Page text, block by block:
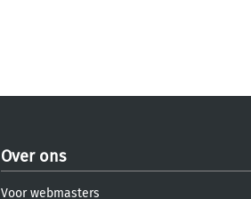
Over ons
Voor webmasters